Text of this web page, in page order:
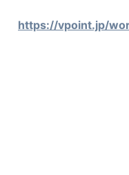
https://vpoint.jp/